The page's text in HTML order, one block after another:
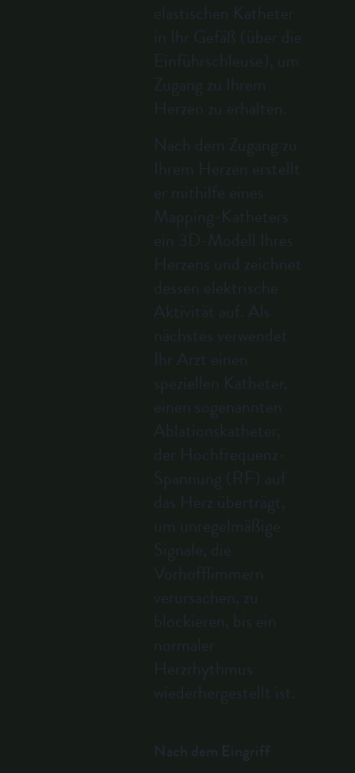
elastischen Katheter
in Ihr Gefäß (über die
Einführschleuse), um
Zugang zu Ihrem
Herzen zu erhalten.
Nach dem Zugang zu
Ihrem Herzen erstellt
er mithilfe eines
Mapping-Katheters
ein 3D-Modell Ihres
Herzens und zeichnet
dessen elektrische
Aktivität auf. Als
nächstes verwendet
Ihr Arzt einen
speziellen Katheter,
einen sogenannten
Ablationskatheter,
der Hochfrequenz-
Spannung (RF) auf
das Herz überträgt,
um unregelmäßige
Signale, die
Vorhofflimmern
verursachen, zu
blockieren, bis ein
normaler
Herzrhythmus
wiederhergestellt ist.
Nach dem Eingriff